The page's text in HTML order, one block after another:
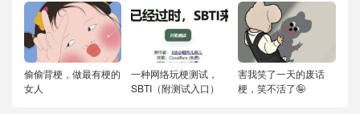
偷偷背梗，做最有梗的
女人
一种网络玩梗测试，
SBTI（附测试入口）
害我笑了一天的废话
梗，笑不活了🤪